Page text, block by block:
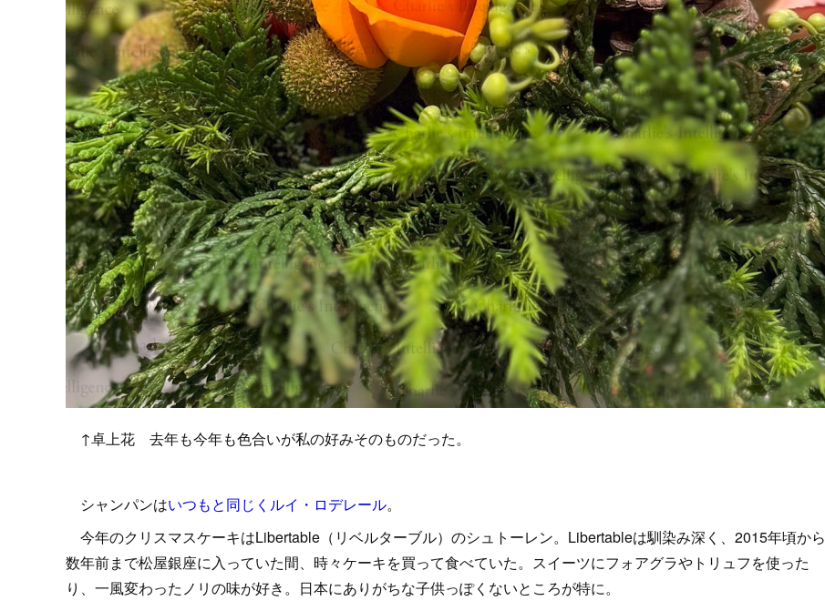
↑卓上花 去年も今年も色合いが私の好みそのものだった。
シャンパンはいつもと同じくルイ・ロデレール。
今年のクリスマスケーキはLibertable（リベルターブル）のシュトーレン。Libertableは馴染み深く、2015年頃から
数年前まで松屋銀座に入っていた間、時々ケーキを買って食べていた。スイーツにフォアグラやトリュフを使った
り、一風変わったノリの味が好き。日本にありがちな子供っぽくないところが特に。